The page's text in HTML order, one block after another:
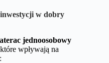
w dobry
jednoosobowy
wpływają na